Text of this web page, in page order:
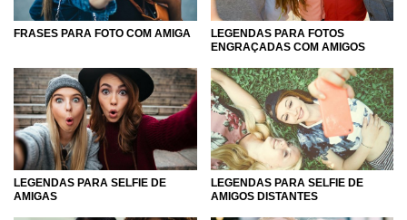
FRASES PARA FOTO COM AMIGA
LEGENDAS PARA FOTOS
ENGRAÇADAS COM AMIGOS
LEGENDAS PARA SELFIE DE
AMIGAS
LEGENDAS PARA SELFIE DE
AMIGOS DISTANTES